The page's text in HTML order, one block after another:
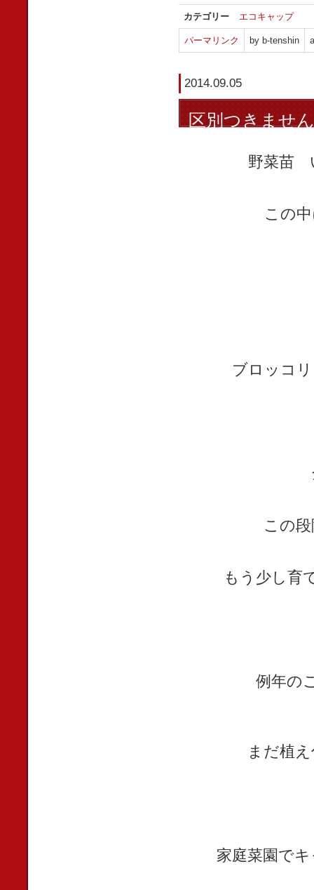
カテゴリー エコキャップ
パーマリンク by b-tenshin
2014.09.05
区別つきません
野菜苗
この
ブロッコ
この
もう少し育
例年の
まだ植
家庭菜園で